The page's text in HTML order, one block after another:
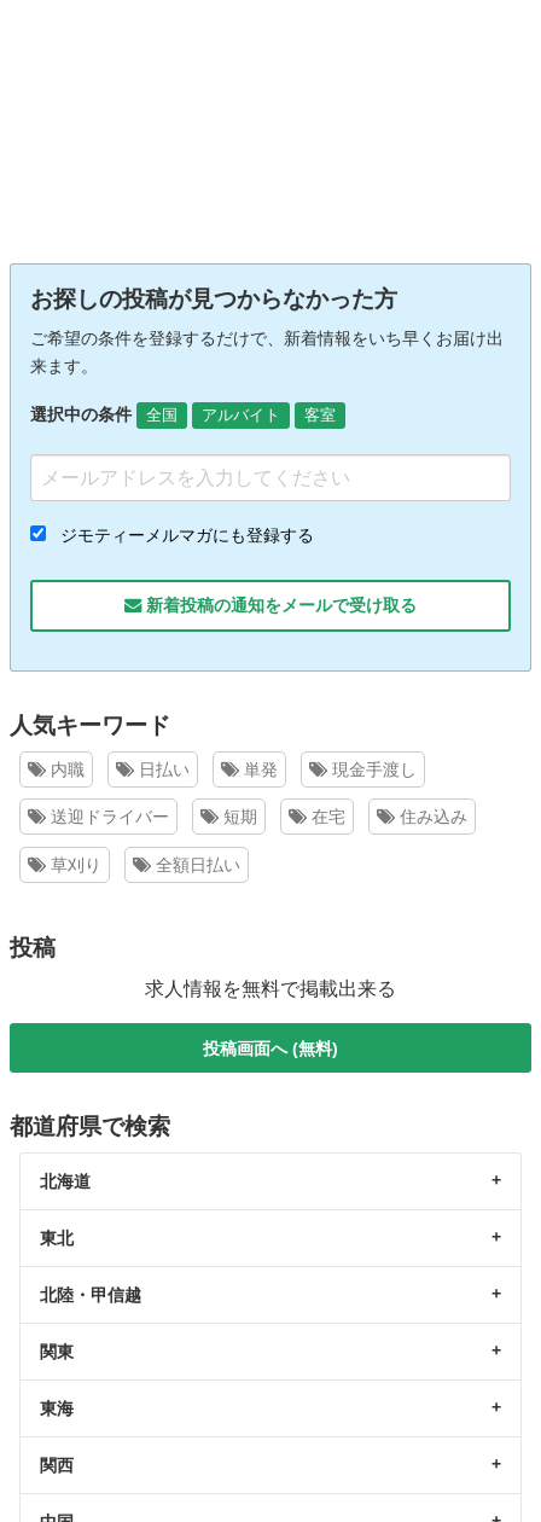
お探しの投稿が見つからなかった方
ご希望の条件を登録するだけで、新着情報をいち早くお届け出
来ます。
選択中の条件 全国 アルバイト 客室
ジモティーメルマガにも登録する
新着投稿の通知をメールで受け取る
人気キーワード
内職 日払い 単発 現金手渡し
送迎ドライバー 短期 在宅 住み込み
草刈り 全額日払い
投稿
求人情報を無料で掲載出来る
投稿画面へ (無料)
都道府県で検索
北海道
東北
北陸・甲信越
関東
東海
関西